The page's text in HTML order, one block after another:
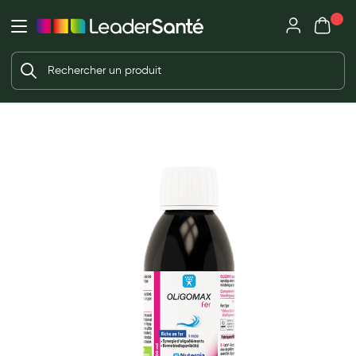
Ma Pharmacie LeaderSanté
Ouvrir l'application
Ouvrir
Mon
Votre panier est vide
Beauté et soin
Brosses à dents et accessoires dentaires